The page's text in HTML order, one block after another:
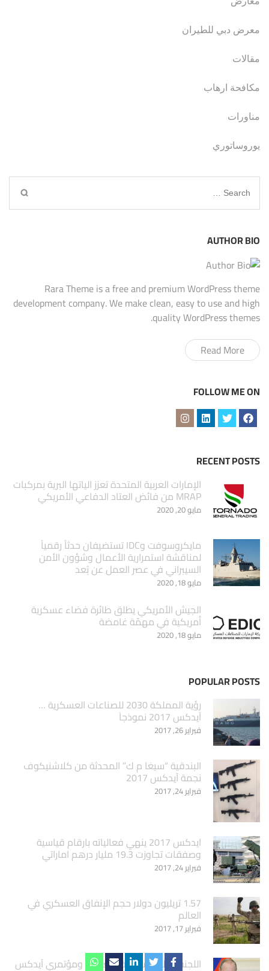
معرض دبي للطيران
مقالات
مكافحة ارهاب
مناورات
يوروساتوري
Search
for:
AUTHOR BIO
Rara Theme is a free and premium WordPress theme
development company. We make clean, easy to use and high
quality WordPress themes.
Read More
FOLLOW ME ON
RECENT POSTS
الإمارات العربية المتحدة تعزز الياتها البرية بمركبات
MRAP من فائض العتاد الدفاعي الأمريكي
مايو 20, 2020
مايكروسوفت وIDC تستضيفان حدثاً رقمياً
لمناقشة استمرارية الأعمال وشؤون الأمن
السيبراني في عصر العمل عن بُعد
مايو 18, 2020
الجيش الأمريكي يطلق طائرة فضاء عسكرية
أمريكية في مهمّة غامضة
مايو 18, 2020
POPULAR POSTS
‏رؤية المملكة 2030 للصناعات العسكرية …
آيدكس 2017 نموذجاَ
فبراير 26, 2017
البندقية “سيغا م ك” المحدثة من كلاشنيكوف
نجمة آيدكس 2017
فبراير 24, 2017
ايدكس 2017 ينهي فعالياته بارقام قياسية
وصفقات تجاوزت 19.3 مليار درهم اماراتي
فبراير 24, 2017
1.57 تريليون دولار حجم الإنفاق العسكري في
العالم
فبراير 17, 2017
اللجنة العليا المنظمة لمعرضي ومؤتمري آيدكس